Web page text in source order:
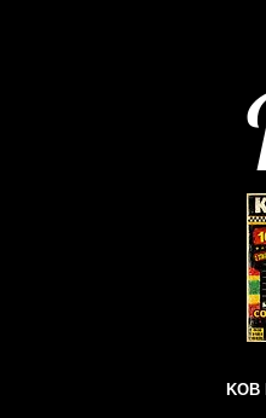
KOB